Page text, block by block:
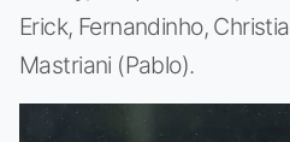
Erick, Fernandinho,
Mastriani (Pablo).